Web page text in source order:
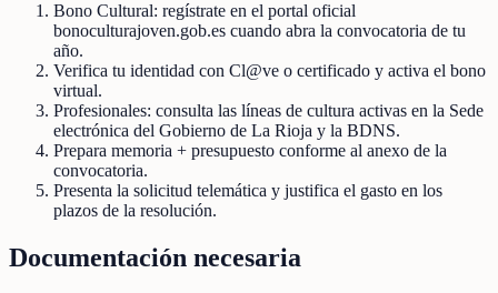
Bono Cultural: regístrate en el portal oficial
bonoculturajoven.gob.es cuando abra la convocatoria de tu
año.
Verifica tu identidad con Cl@ve o certificado y activa el bono
virtual.
Profesionales: consulta las líneas de cultura activas en la Sede
electrónica del Gobierno de La Rioja y la BDNS.
Prepara memoria + presupuesto conforme al anexo de la
convocatoria.
Presenta la solicitud telemática y justifica el gasto en los
plazos de la resolución.
Documentación necesaria